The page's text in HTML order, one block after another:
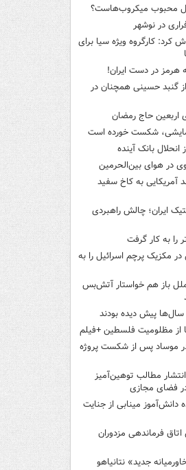
محبوب میکروب‌هاست؟
در نوشهر
کرد: کارگروه ویژه سیا برای
هرمز در دست ایران!
گنبد حسینی همچنان در
اربعین حاج رمضان
شکست خورده است
انحلال بانک آینده
هوای بین‌الحرمین
آمریکایی به کاخ سفید
ایران؛ چالش راهبردی
را به کار گرفت
مکزیک پرچم اسرائیل را به
باز هم خواستار آتش‌بس
پیش دیده بودند
از مظلومیت فلسطین +فیلم
موساد پس از شکست پروژه
مطالب توهین‌آمیز
در فضای مجازی
دانش‌آموز مینابی از جنایت
فرماندهی مزدوران
جدید» نتانیاهو